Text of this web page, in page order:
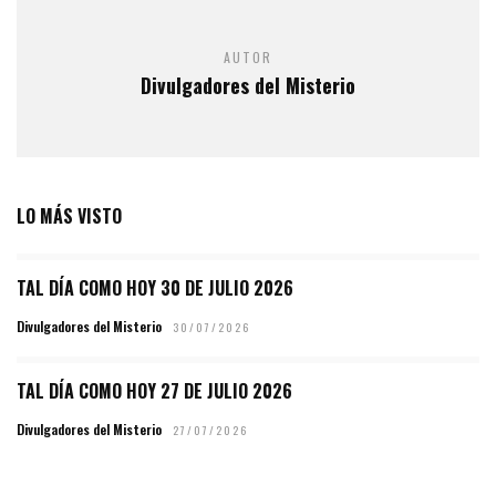
AUTOR
Divulgadores del Misterio
LO MÁS VISTO
TAL DÍA COMO HOY 30 DE JULIO 2026
Divulgadores del Misterio 30/07/2026
TAL DÍA COMO HOY 27 DE JULIO 2026
Divulgadores del Misterio 27/07/2026